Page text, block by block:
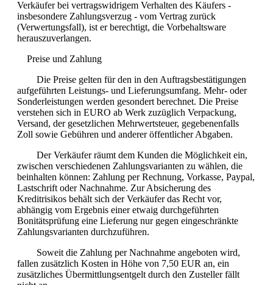
Verkäufer bei vertragswidrigem Verhalten des Käufers -
insbesondere Zahlungsverzug - vom Vertrag zurück
(Verwertungsfall), ist er berechtigt, die Vorbehaltsware
herauszuverlangen.
Preise und Zahlung
Die Preise gelten für den in den Auftragsbestätigungen
aufgeführten Leistungs- und Lieferungsumfang. Mehr- oder
Sonderleistungen werden gesondert berechnet. Die Preise
verstehen sich in EURO ab Werk zuzüglich Verpackung,
Versand, der gesetzlichen Mehrwertsteuer, gegebenenfalls
Zoll sowie Gebühren und anderer öffentlicher Abgaben.
Der Verkäufer räumt dem Kunden die Möglichkeit ein,
zwischen verschiedenen Zahlungsvarianten zu wählen, die
beinhalten können: Zahlung per Rechnung, Vorkasse, Paypal,
Lastschrift oder Nachnahme. Zur Absicherung des
Kreditrisikos behält sich der Verkäufer das Recht vor,
abhängig vom Ergebnis einer etwaig durchgeführten
Bonitätsprüfung eine Lieferung nur gegen eingeschränkte
Zahlungsvarianten durchzuführen.
Soweit die Zahlung per Nachnahme angeboten wird,
fallen zusätzlich Kosten in Höhe von 7,50 EUR an, ein
zusätzliches Übermittlungsentgelt durch den Zusteller fällt